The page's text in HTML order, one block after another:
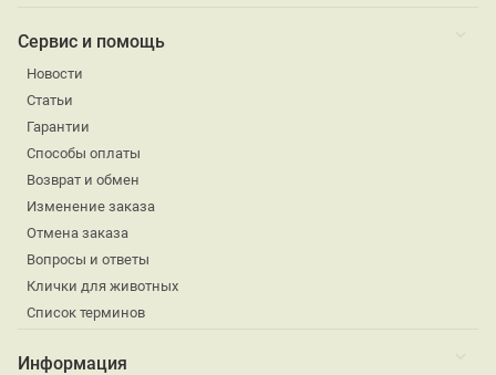
Сервис и помощь
Новости
Статьи
Гарантии
Способы оплаты
Возврат и обмен
Изменение заказа
Отмена заказа
Вопросы и ответы
Клички для животных
Список терминов
Информация